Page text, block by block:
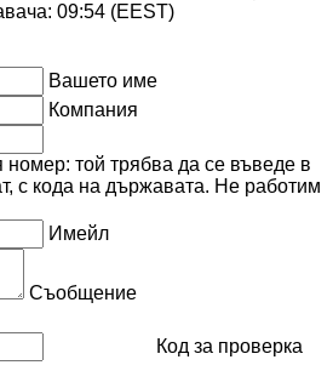
09:54 (EEST)
Вашето име
Компания
той трябва да се въведе в
с кода на държавата. Не работим
Имейл
Съобщение
Код за проверка